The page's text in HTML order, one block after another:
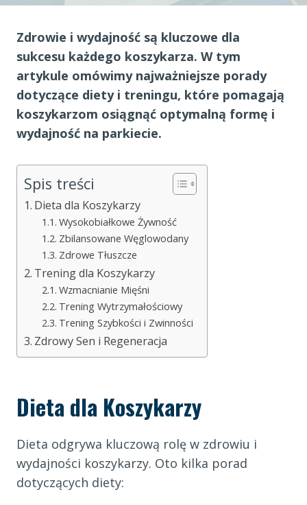
Zdrowie i wydajność są kluczowe dla
sukcesu każdego koszykarza. W tym
artykule omówimy najważniejsze porady
dotyczące diety i treningu, które pomagają
koszykarzom osiągnąć optymalną formę i
wydajność na parkiecie.
Spis treści
Dieta dla Koszykarzy
Wysokobiałkowe Żywność
Zbilansowane Węglowodany
Zdrowe Tłuszcze
Trening dla Koszykarzy
Wzmacnianie Mięśni
Trening Wytrzymałościowy
Trening Szybkości i Zwinności
Zdrowy Sen i Regeneracja
Dieta dla Koszykarzy
Dieta odgrywa kluczową rolę w zdrowiu i
wydajności koszykarzy. Oto kilka porad
dotyczących diety: